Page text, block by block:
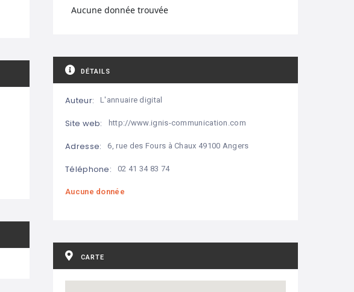
Aucune donnée trouvée
DÉTAILS
Auteur: L'annuaire digital
Site web: http://www.ignis-communication.com
Adresse: 6, rue des Fours à Chaux 49100 Angers
Téléphone: 02 41 34 83 74
Aucune donnée
CARTE